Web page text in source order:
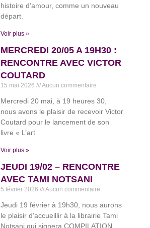
histoire d’amour, comme un nouveau
départ.
Voir plus »
MERCREDI 20/05 A 19H30 :
RENCONTRE AVEC VICTOR
COUTARD
15 mai 2026 Aucun commentaire
Mercredi 20 mai, à 19 heures 30,
nous avons le plaisir de recevoir Victor
Coutard pour le lancement de son
livre « L’art
Voir plus »
JEUDI 19/02 – RENCONTRE
AVEC TAMI NOTSANI
5 février 2026 Aucun commentaire
Jeudi 19 février à 19h30, nous aurons
le plaisir d’accueillir à la librairie Tami
Notsani qui signera COMPILATION,